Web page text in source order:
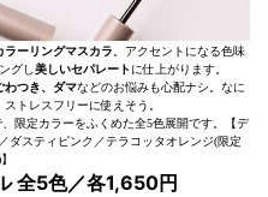
ラーリングマスカラ。アクセントになる色味
グし美しいセパレート に仕上がります。
わつき、ダマなどのお悩みも心配ナシ。なに
トレスフリーに使えそう。
限定カラーをふくめた全5色展開です。【デ
ダスティピンク／テラコッタオレンジ(限定
全5色／各1,650円